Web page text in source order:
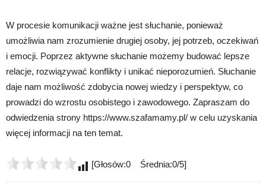
W procesie komunikacji ważne jest słuchanie, ponieważ
umożliwia nam zrozumienie drugiej osoby, jej potrzeb, oczekiwań
i emocji. Poprzez aktywne słuchanie możemy budować lepsze
relacje, rozwiązywać konflikty i unikać nieporozumień. Słuchanie
daje nam możliwość zdobycia nowej wiedzy i perspektyw, co
prowadzi do wzrostu osobistego i zawodowego. Zapraszam do
odwiedzenia strony https://www.szafamamy.pl/ w celu uzyskania
więcej informacji na ten temat.
[Głosów:0 Średnia:0/5]